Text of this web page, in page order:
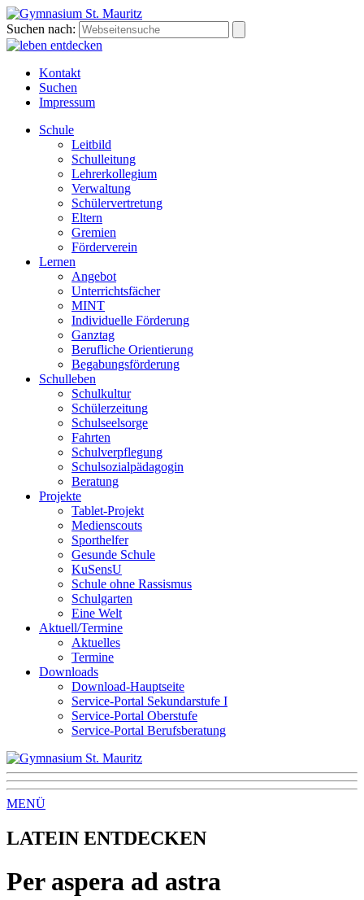
Suchen nach:
Kontakt
Suchen
Impressum
Schule
Leitbild
Schulleitung
Lehrerkollegium
Verwaltung
Schülervertretung
Eltern
Gremien
Förderverein
Lernen
Angebot
Unterrichtsfächer
MINT
Individuelle Förderung
Ganztag
Berufliche Orientierung
Begabungsförderung
Schulleben
Schulkultur
Schülerzeitung
Schulseelsorge
Fahrten
Schulverpflegung
Schulsozialpädagogin
Beratung
Projekte
Tablet-Projekt
Medienscouts
Sporthelfer
Gesunde Schule
KuSensU
Schule ohne Rassismus
Schulgarten
Eine Welt
Aktuell/Termine
Aktuelles
Termine
Downloads
Download-Hauptseite
Service-Portal Sekundarstufe I
Service-Portal Oberstufe
Service-Portal Berufsberatung
MENÜ
LATEIN ENTDECKEN
Per aspera ad astra